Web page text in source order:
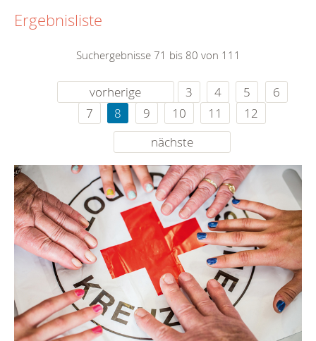
Ergebnisliste
Suchergebnisse 71 bis 80 von 111
vorherige 3 4 5
6
7
8 9 10 11
12
nächste